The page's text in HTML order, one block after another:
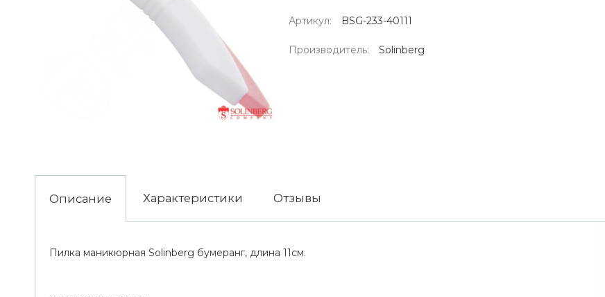
Артикул: BSG-233-40111
Производитель: Solinberg
Описание Характеристики Отзывы
Пилка маникюрная Solinberg бумеранг, длина 11см.